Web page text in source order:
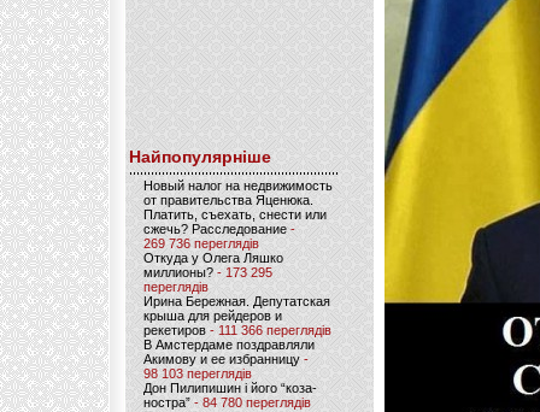
Найпопулярніше
Новый налог на недвижимость
от правительства Яценюка.
Платить, съехать, снести или
сжечь? Расследование-
269 736 переглядів
Откуда у Олега Ляшко
миллионы? - 173 295
переглядів
Ирина Бережная. Депутатская
крыша для рейдеров и
рекетиров - 111 366 переглядів
В Амстердаме поздравляли
Акимову и ее избранницу -
98 103 переглядів
Дон Пилипишин і його “коза-
ностра” - 84 780 переглядів